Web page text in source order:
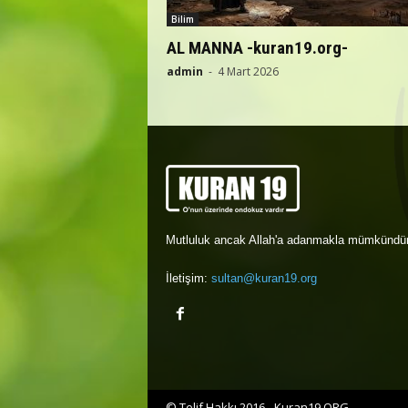
Bilim
AL MANNA -kuran19.org-
admin - 4 Mart 2026
Mutluluk ancak Allah'a adanmakla
İletişim: sultan@kuran19.org